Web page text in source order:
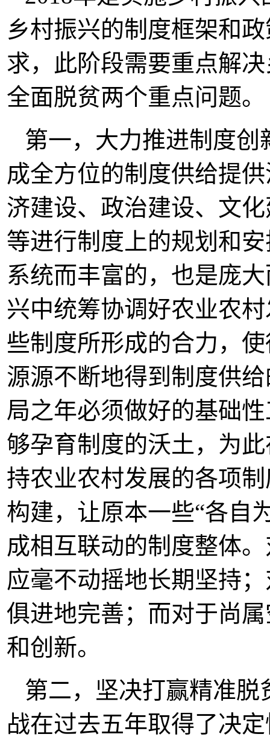
乡村振兴的制度框架和
求，此阶段需要重点解
全面脱贫两个重点问题。
第一，大力推进制度
成全方位的制度供给提
济建设、政治建设、文
等进行制度上的规划和
系统而丰富的，也是庞
兴中统筹协调好农业农
些制度所形成的合力，
源源不断地得到制度供
局之年必须做好的基础
够孕育制度的沃土，为
持农业农村发展的各项
构建，让原本一些“各自
成相互联动的制度整体
应毫不动摇地长期坚持
俱进地完善；而对于尚
和创新。
第二，坚决打赢精准
战在过去五年取得了决